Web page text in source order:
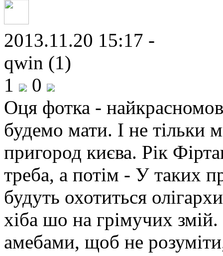
2013.11.20 15:17 -
qwin (1)
1
0
Оця фотка -
будемо мати. І не тільки
пригород києва. Рік
треба, а потім - У таких
будуть охотиться
хіба шо на грімучих
амебами, щоб не